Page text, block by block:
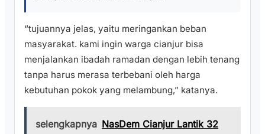
“tujuannya jelas, yaitu meringankan beban
masyarakat. kami ingin warga cianjur bisa
menjalankan ibadah ramadan dengan lebih tenang
tanpa harus merasa terbebani oleh harga
kebutuhan pokok yang melambung,” katanya.
selengkapnya NasDem Cianjur Lantik 32